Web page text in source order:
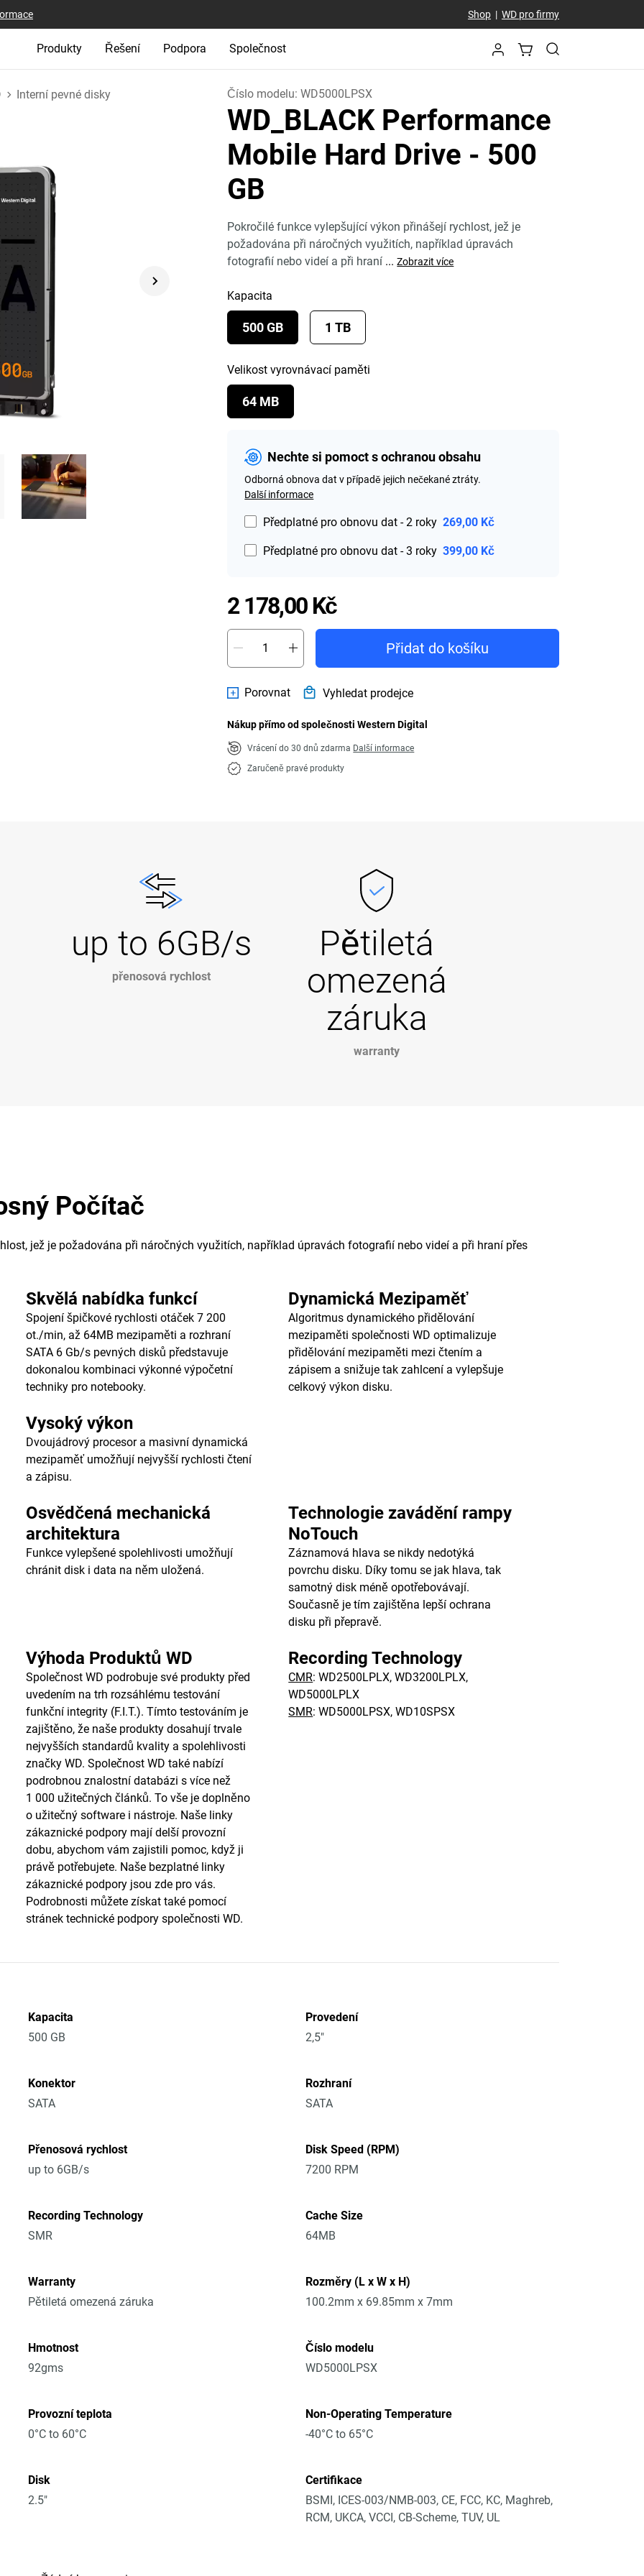
Shop| WD pro firmy
Produkty Řešení Podpora Společnost
Interní pevné disky Číslo modelu:WD5000LPSX
WD_BLACK Performance
Mobile Hard Drive - 500
GB
Pokročilé funkce vylepšující výkon přinášejí rychlost, jež je
požadována při náročných využitích, například úpravách
fotografií nebo videí a při hraní ... Zobrazit více
Kapacita
500 GB 1 TB
Velikost vyrovnávací paměti
64 MB
Nechte si pomoct s ochranou obsahu
Odborná obnova dat v případě jejich nečekané ztráty.
Další informace
Předplatné pro obnovu dat - 2 roky 269,00 Kč
Předplatné pro obnovu dat - 3 roky 399,00 Kč
2 178,00 KčPrice 2 178,00 Kč
Přidat do košíku
Porovnat Vyhledat prodejce
Nákup přímo od společnosti Western Digital
Vrácení do 30 dnů zdarma Další informace
Zaručeně pravé produkty
up to 6GB/s
přenosová rychlost
Pětiletá
omezená
záruka
warranty
Počítač
jež je požadována při náročných využitích, například úpravách fotografií nebo videí a při hraní přes
Skvělá nabídka funkcí
Spojení špičkové rychlosti otáček 7 200
ot./min, až 64MB mezipaměti a rozhraní
SATA 6 Gb/s pevných disků představuje
dokonalou kombinaci výkonné výpočetní
techniky pro notebooky.
Vysoký výkon
Dvoujádrový procesor a masivní dynamická
mezipaměť umožňují nejvyšší rychlosti čtení
a zápisu.
Dynamická Mezipaměť
Algoritmus dynamického přidělování
mezipaměti společnosti WD optimalizuje
přidělování mezipaměti mezi čtením a
zápisem a snižuje tak zahlcení a vylepšuje
celkový výkon disku.
Osvědčená mechanická
architektura
Funkce vylepšené spolehlivosti umožňují
chránit disk i data na něm uložená.
Technologie zavádění rampy
NoTouch
Záznamová hlava se nikdy nedotýká
povrchu disku. Díky tomu se jak hlava, tak
samotný disk méně opotřebovávají.
Současně je tím zajištěna lepší ochrana
disku při přepravě.
Výhoda Produktů WD
Společnost WD podrobuje své produkty před
uvedením na trh rozsáhlému testování
funkční integrity (F.I.T.). Tímto testováním je
zajištěno, že naše produkty dosahují trvale
nejvyšších standardů kvality a spolehlivosti
značky WD. Společnost WD také nabízí
podrobnou znalostní databázi s více než
1 000 užitečných článků. To vše je doplněno
o užitečný software i nástroje. Naše linky
zákaznické podpory mají delší provozní
dobu, abychom vám zajistili pomoc, když ji
právě potřebujete. Naše bezplatné linky
zákaznické podpory jsou zde pro vás.
Podrobnosti můžete získat také pomocí
stránek technické podpory společnosti WD.
Recording Technology
CMR: WD2500LPLX, WD3200LPLX,
WD5000LPLX
SMR: WD5000LPSX, WD10SPSX
Kapacita
500 GB
Provedení
2,5"
Konektor
SATA
Rozhraní
SATA
Přenosová rychlost
up to 6GB/s
Disk Speed (RPM)
7200 RPM
Recording Technology
SMR
Cache Size
64MB
Warranty
Pětiletá omezená záruka
Rozměry (L x W x H)
100.2mm x 69.85mm x 7mm
Hmotnost
92gms
Číslo modelu
WD5000LPSX
Provozní teplota
0°C to 60°C
Non-Operating Temperature
-40°C to 65°C
Disk
2.5"
Certifikace
BSMI, ICES-003/NMB-003, CE, FCC, KC, Maghreb,
RCM, UKCA, VCCI, CB-Scheme, TUV, UL